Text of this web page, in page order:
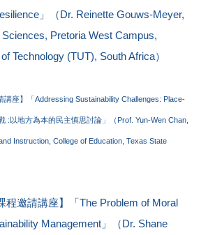
」（Dr. Reinette Gouws-Meyer,
Pretoria West Campus,
Technology (TUT), South Africa）
講座】「Addressing Sustainability Challenges: Place-
:以地方為本的民主慎思討論」（Prof. Yun-Wen Chan,
Instruction, College of Education, Texas State
程邀請講座】「The Problem of Moral
Management」（Dr. Shane